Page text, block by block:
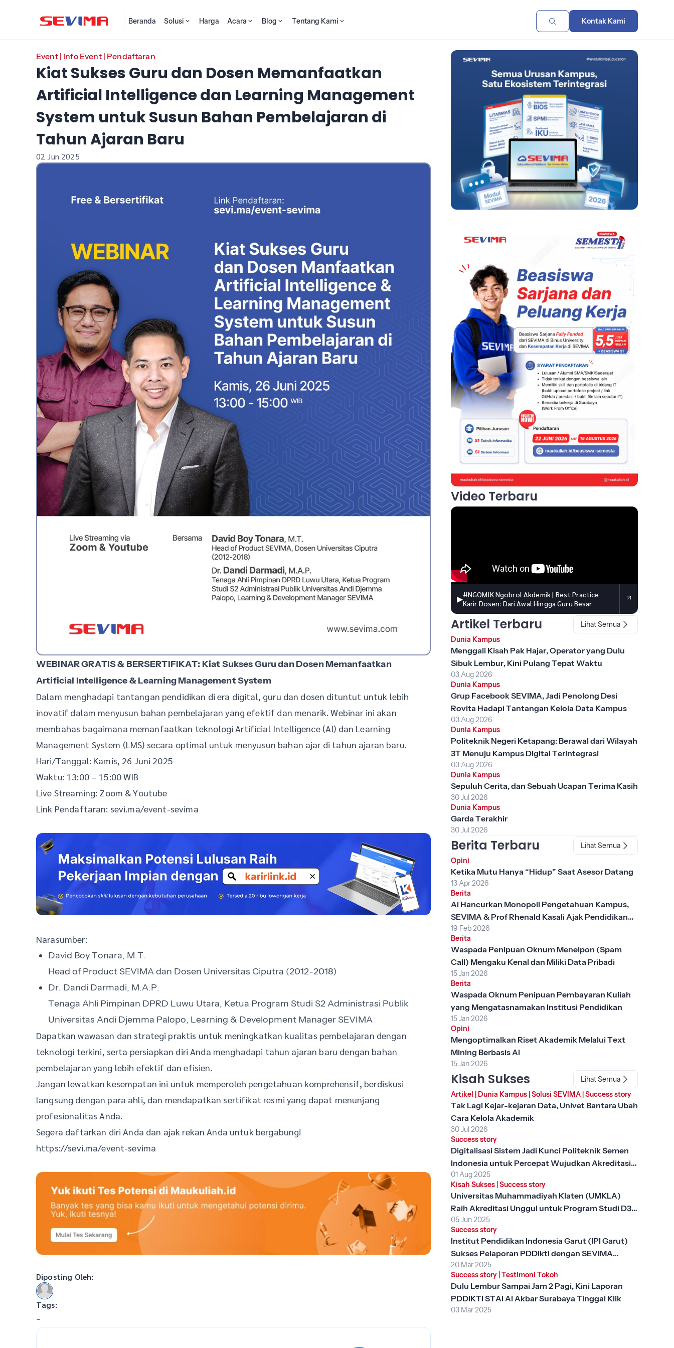
Beranda Solusi Harga Acara Blog Tentang Kami Kontak Kami
Event| Info Event| Pendaftaran
Kiat Sukses Guru dan Dosen Memanfaatkan
Artificial Intelligence dan Learning Management
System untuk Susun Bahan Pembelajaran di
Tahun Ajaran Baru
02 Jun 2025
WEBINAR GRATIS & BERSERTIFIKAT: Kiat Sukses Guru dan Dosen Memanfaatkan
Artificial Intelligence & Learning Management System
Dalam menghadapi tantangan pendidikan di era digital, guru dan dosen dituntut untuk lebih
inovatif dalam menyusun bahan pembelajaran yang efektif dan menarik. Webinar ini akan
membahas bagaimana memanfaatkan teknologi Artificial Intelligence (AI) dan Learning
Management System (LMS) secara optimal untuk menyusun bahan ajar di tahun ajaran baru.
Hari/Tanggal: Kamis, 26 Juni 2025
Waktu: 13:00 – 15:00 WIB
Live Streaming: Zoom & Youtube
Link Pendaftaran: sevi.ma/event-sevima
Narasumber:
David Boy Tonara, M.T.
Head of Product SEVIMA dan Dosen Universitas Ciputra (2012-2018)
Dr. Dandi Darmadi, M.A.P.
Tenaga Ahli Pimpinan DPRD Luwu Utara, Ketua Program Studi S2 Administrasi Publik
Universitas Andi Djemma Palopo, Learning & Development Manager SEVIMA
Dapatkan wawasan dan strategi praktis untuk meningkatkan kualitas pembelajaran dengan
teknologi terkini, serta persiapkan diri Anda menghadapi tahun ajaran baru dengan bahan
pembelajaran yang lebih efektif dan efisien.
Jangan lewatkan kesempatan ini untuk memperoleh pengetahuan komprehensif, berdiskusi
langsung dengan para ahli, dan mendapatkan sertifikat resmi yang dapat menunjang
profesionalitas Anda.
Segera daftarkan diri Anda dan ajak rekan Anda untuk bergabung!
https://sevi.ma/event-sevima
Diposting Oleh:
Tags:
-
Video Terbaru
▶#NGOMIK Ngobrol Akdemik | Best Practice
Karir Dosen: Dari Awal Hingga Guru Besar
Artikel Terbaru
Lihat Semua
Dunia Kampus
Menggali Kisah Pak Hajar, Operator yang Dulu
Sibuk Lembur, Kini Pulang Tepat Waktu
03 Aug 2026
Dunia Kampus
Grup Facebook SEVIMA, Jadi Penolong Desi
Rovita Hadapi Tantangan Kelola Data Kampus
03 Aug 2026
Dunia Kampus
Politeknik Negeri Ketapang: Berawal dari Wilayah
3T Menuju Kampus Digital Terintegrasi
03 Aug 2026
Dunia Kampus
Sepuluh Cerita, dan Sebuah Ucapan Terima Kasih
30 Jul 2026
Dunia Kampus
Garda Terakhir
30 Jul 2026
Berita Terbaru
Lihat Semua
Opini
Ketika Mutu Hanya “Hidup” Saat Asesor Datang
13 Apr 2026
Berita
AI Hancurkan Monopoli Pengetahuan Kampus,
SEVIMA & Prof Rhenald Kasali Ajak Pendidikan
Tinggi Berubah
19 Feb 2026
Berita
Waspada Penipuan Oknum Menelpon (Spam
Call) Mengaku Kenal dan Miliki Data Pribadi
15 Jan 2026
Berita
Waspada Oknum Penipuan Pembayaran Kuliah
yang Mengatasnamakan Institusi Pendidikan
15 Jan 2026
Opini
Mengoptimalkan Riset Akademik Melalui Text
Mining Berbasis AI
15 Jan 2026
Kisah Sukses
Lihat Semua
Artikel Dunia Kampus| Solusi SEVIMA| Success story
Tak Lagi Kejar-kejaran Data, Univet Bantara Ubah
Cara Kelola Akademik
30 Jul 2026
Success story
Digitalisasi Sistem Jadi Kunci Politeknik Semen
Indonesia untuk Percepat Wujudkan Akreditasi
Unggul
01 Aug 2025
Kisah Sukses| Success story
Universitas Muhammadiyah Klaten (UMKLA)
Raih Akreditasi Unggul untuk Program Studi D3
Keperawatan dengan SEVIMA Platform
05 Jun 2025
Success story
Institut Pendidikan Indonesia Garut (IPI Garut)
Sukses Pelaporan PDDikti dengan SEVIMA
Platform
20 Mar 2025
Success story| Testimoni Tokoh
Dulu Lembur Sampai Jam 2 Pagi, Kini Laporan
PDDIKTI STAI Al Akbar Surabaya Tinggal Klik
03 Mar 2025